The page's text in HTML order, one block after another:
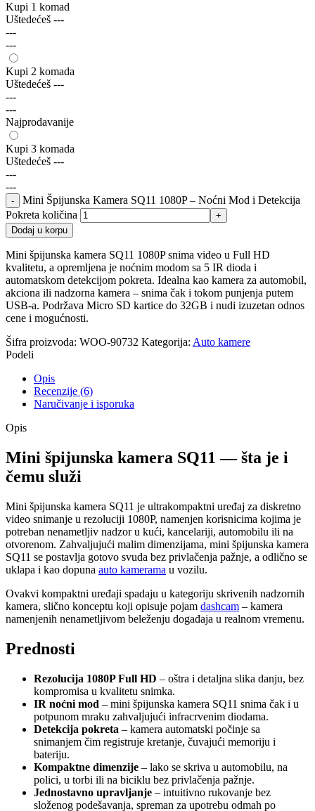
Kupi 1 komad
Uštedećeš ---
---
---
Kupi 2 komada
Uštedećeš ---
---
---
Najprodavanije
Kupi 3 komada
Uštedećeš ---
---
---
Mini Špijunska Kamera SQ11 1080P – Noćni Mod i Detekcija
Pokreta količina
Dodaj u korpu
Mini špijunska kamera SQ11 1080P snima video u Full HD
kvalitetu, a opremljena je noćnim modom sa 5 IR dioda i
automatskom detekcijom pokreta. Idealna kao kamera za automobil,
akciona ili nadzorna kamera – snima čak i tokom punjenja putem
USB-a. Podržava Micro SD kartice do 32GB i nudi izuzetan odnos
cene i mogućnosti.
Šifra proizvoda: WOO-90732 Kategorija: Auto kamere
Podeli
Opis
Recenzije (6)
Naručivanje i isporuka
Opis
Mini špijunska kamera SQ11 — šta je i
čemu služi
Mini špijunska kamera SQ11 je ultrakompaktni uređaj za diskretno
video snimanje u rezoluciji 1080P, namenjen korisnicima kojima je
potreban nenametljiv nadzor u kući, kancelariji, automobilu ili na
otvorenom. Zahvaljujući malim dimenzijama, mini špijunska kamera
SQ11 se postavlja gotovo svuda bez privlačenja pažnje, a odlično se
uklapa i kao dopuna auto kamerama u vozilu.
Ovakvi kompaktni uređaji spadaju u kategoriju skrivenih nadzornih
kamera, slično konceptu koji opisuje pojam dashcam – kamera
namenjenih nenametljivom beleženju događaja u realnom vremenu.
Prednosti
Rezolucija 1080P Full HD – oštra i detaljna slika danju, bez
kompromisa u kvalitetu snimka.
IR noćni mod – mini špijunska kamera SQ11 snima čak i u
potpunom mraku zahvaljujući infracrvenim diodama.
Detekcija pokreta – kamera automatski počinje sa
snimanjem čim registruje kretanje, čuvajući memoriju i
bateriju.
Kompaktne dimenzije – lako se skriva u automobilu, na
polici, u torbi ili na biciklu bez privlačenja pažnje.
Jednostavno upravljanje – intuitivno rukovanje bez
složenog podešavanja, spreman za upotrebu odmah po